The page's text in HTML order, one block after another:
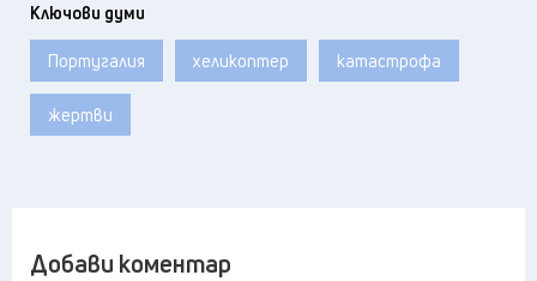
Ключови думи
Португалия хеликоптер катастрофа
жертви
Добави коментар